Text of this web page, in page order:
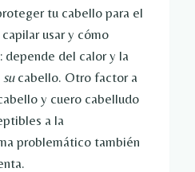
tu cabello para el
usar y cómo
depende del calor y la
sucabello. Otro factor a
y cuero cabelludo
a la
problemático también